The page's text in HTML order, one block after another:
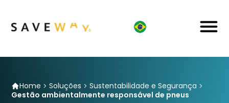
Home Soluções
Sustentabilidade e Segurança
Gestão ambientalmente responsável de pneus